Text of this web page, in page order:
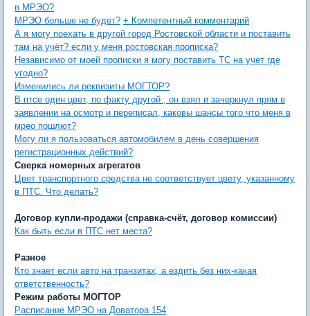
в МРЭО?
МРЭО больше не будет? + Компетентный комментарий
А я могу поехать в другой город Ростовской области и поставить
там на учёт? если у меня ростовская прописка?
Независимо от моей прописки я могу поставить ТС на учет где
угодно?
Изменились ли реквизиты МОГТОР?
В птсе один цвет, по факту другой , он взял и зачеркнул прям в
заявлении на осмотр и переписал, каковы шансы того что меня в
мрео пошлют?
Могу ли я пользоваться автомобилем в день совершения
регистрационных действий?
Сверка номерных агрегатов
Цвет транспортного средства не соответствует цвету, указанному
в ПТС. Что делать?
Договор купли-продажи (справка-счёт, договор комиссии)
Как быть если в ПТС нет места?
Разное
Кто знает если авто на транзитах, а ездить без них-какая
ответственность?
Режим работы МОГТОР
Расписание МРЭО на Доватора 154